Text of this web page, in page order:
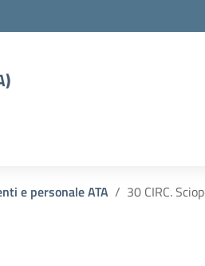
e personale ATA 30 CIRC.